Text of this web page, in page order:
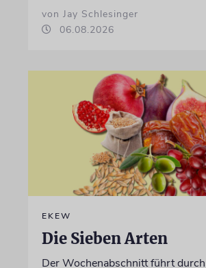
von Jay Schlesinger
06.08.2026
EKEW
Die Sieben Arten
Der Wochenabschnitt führt